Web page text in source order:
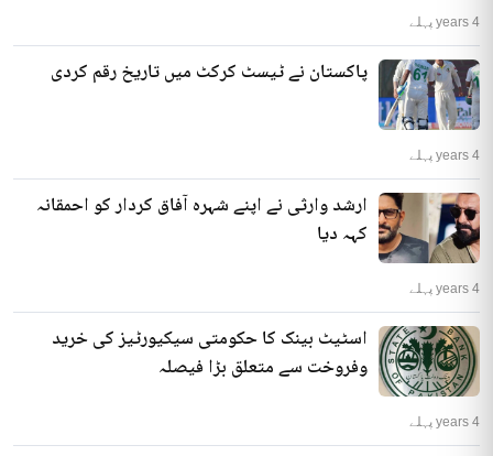
4 years پہلے
پاکستان نے ٹیسٹ کرکٹ میں تاریخ رقم کردی
4 years پہلے
ارشد وارثی نے اپنے شہرہ آفاق کردار کو احمقانہ
کہہ دیا
4 years پہلے
اسٹیٹ بینک کا حکومتی سیکیورٹیز کی خرید
وفروخت سے متعلق بڑا فیصلہ
4 years پہلے